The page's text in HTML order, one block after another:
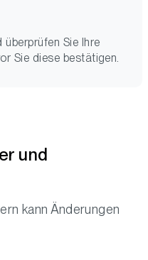
Sie Ihre
Sie diese bestätigen.
und
kann Änderungen